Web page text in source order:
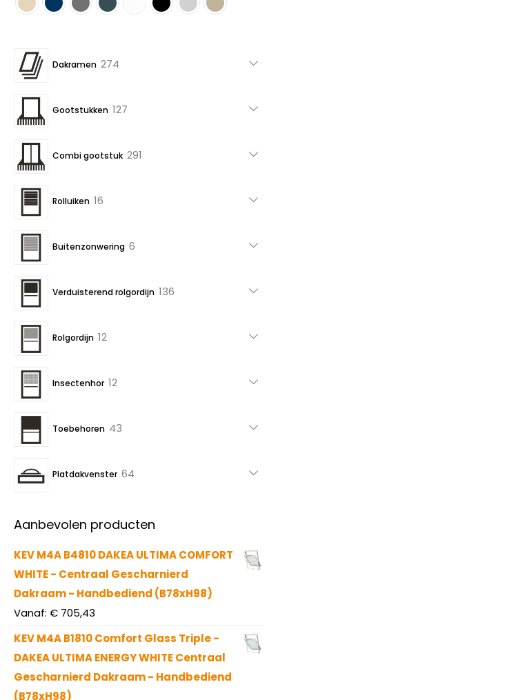
Dakramen 274
Gootstukken 127
Combi gootstuk 291
Rolluiken 16
Buitenzonwering 6
Verduisterend rolgordijn 136
Rolgordijn 12
Insectenhor 12
Toebehoren 43
Platdakvenster 64
Aanbevolen producten
KEV M4A B4810 DAKEA ULTIMA COMFORT
WHITE - Centraal Gescharnierd
Dakraam - Handbediend (B78xH98)
Vanaf: € 705,43
KEV M4A B1810 Comfort Glass Triple -
DAKEA ULTIMA ENERGY WHITE Centraal
Gescharnierd Dakraam - Handbediend
(B78xH98)